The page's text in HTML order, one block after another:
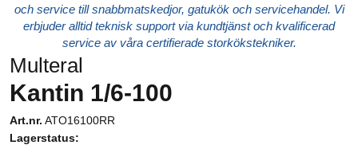
och service till snabbmatskedjor, gatukök och servicehandel. Vi
erbjuder alltid teknisk support via kundtjänst och kvalificerad
service av våra certifierade storkökstekniker.
Multeral
Kantin 1/6-100
Art.nr. ATO16100RR
Lagerstatus: